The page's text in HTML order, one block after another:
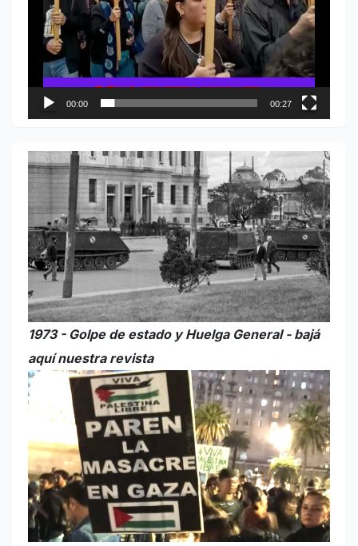
00:00 00:27
1973 - Golpe de estado y Huelga General - bajá
aquí nuestra revista